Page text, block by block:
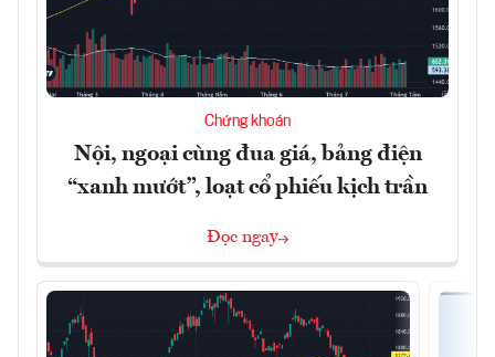
Chứng khoán
Nội, ngoại cùng đua giá, bảng điện
“xanh mướt”, loạt cổ phiếu kịch trần
Đọc ngay